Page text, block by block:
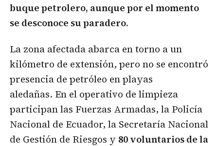
buque petrolero, aunque por el momento
se desconoce su paradero.
La zona afectada abarca en torno a un
kilómetro de extensión, pero no se encontró
presencia de petróleo en playas
aledañas. En el operativo de limpieza
participan las Fuerzas Armadas, la Policía
Nacional de Ecuador, la Secretaría Nacional
de Gestión de Riesgos y 80 voluntarios de la